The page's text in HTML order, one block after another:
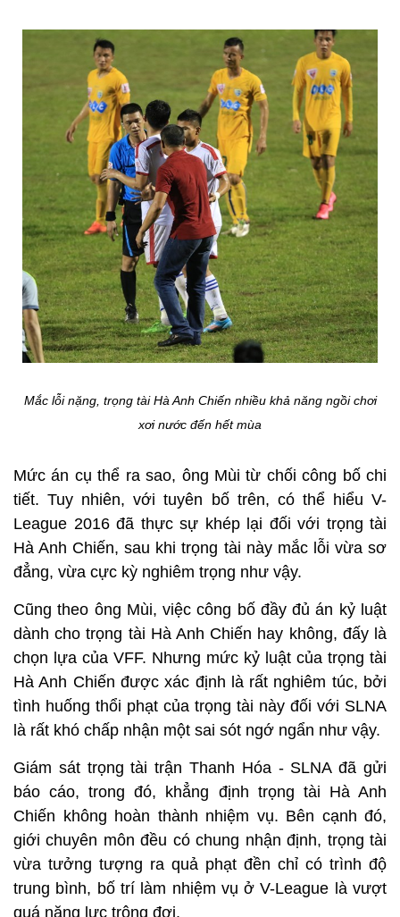
Mắc lỗi nặng, trọng tài Hà Anh Chiến nhiều khả năng ngồi chơi
xơi nước đến hết mùa
Mức án cụ thể ra sao, ông Mùi từ chối công bố chi
tiết. Tuy nhiên, với tuyên bố trên, có thể hiểu V-
League 2016 đã thực sự khép lại đối với trọng tài
Hà Anh Chiến, sau khi trọng tài này mắc lỗi vừa sơ
đẳng, vừa cực kỳ nghiêm trọng như vậy.
Cũng theo ông Mùi, việc công bố đầy đủ án kỷ luật
dành cho trọng tài Hà Anh Chiến hay không, đấy là
chọn lựa của VFF. Nhưng mức kỷ luật của trọng tài
Hà Anh Chiến được xác định là rất nghiêm túc, bởi
tình huống thổi phạt của trọng tài này đối với SLNA
là rất khó chấp nhận một sai sót ngớ ngẩn như vậy.
Giám sát trọng tài trận Thanh Hóa - SLNA đã gửi
báo cáo, trong đó, khẳng định trọng tài Hà Anh
Chiến không hoàn thành nhiệm vụ. Bên cạnh đó,
giới chuyên môn đều có chung nhận định, trọng tài
vừa tưởng tượng ra quả phạt đền chỉ có trình độ
trung bình, bố trí làm nhiệm vụ ở V-League là vượt
quá năng lực trông đợi.